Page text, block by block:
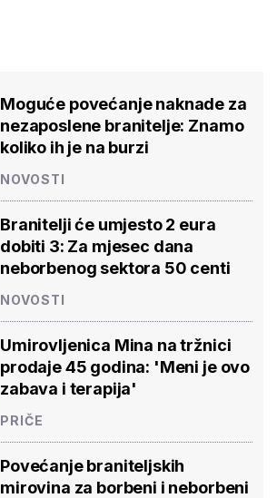
Moguće povećanje naknade za
nezaposlene branitelje: Znamo
koliko ih je na burzi
NOVOSTI
Branitelji će umjesto 2 eura
dobiti 3: Za mjesec dana
neborbenog sektora 50 centi
NOVOSTI
Umirovljenica Mina na tržnici
prodaje 45 godina: 'Meni je ovo
zabava i terapija'
PRIČE
Povećanje braniteljskih
mirovina za borbeni i neborbeni